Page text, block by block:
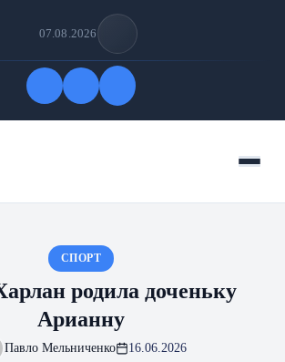
07.08.2026
Меню
СПОРТ
родила доченьку
Арианну
Павло Мельниченко 16.06.2026